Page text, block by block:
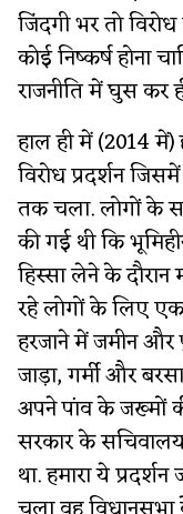
जिंदगी भर तो
कोई निष्कर्ष होना
राजनीति में घुस कर
हाल ही में (2014 में)
विरोध प्रदर्शन
तक चला. लोगों के
की गई थी कि
हिस्सा लेने के
रहे लोगों के लिए
हरजाने में जमीन और
जाड़ा, गर्मी और
अपने पांव के जख्मों
सरकार के
था. हमारा ये